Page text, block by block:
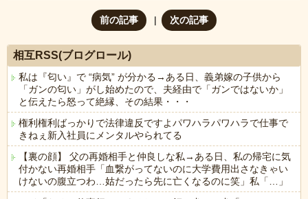
前の記事 次の記事
相互RSS(ブログロール)
私は『匂い』で “病気” が分かる→ある日、義弟嫁の子供から
「ガンの匂い」がし始めたので、夫経由で「ガンではないか」
と伝えたら怒って絶縁、その結果・・・
権利権利ばっかりで法律違反ですよパワハラパワハラで仕事で
きねぇ新入社員にメンタルやられてる
【裏の顔】 父の再婚相手と仲良しな私→ある日、私の帰宅に気
付かない再婚相手「血繋がってないのに大学費用出さなきゃい
けないの腹立つわ…姑だったら先に亡くなるのに笑」私「…」